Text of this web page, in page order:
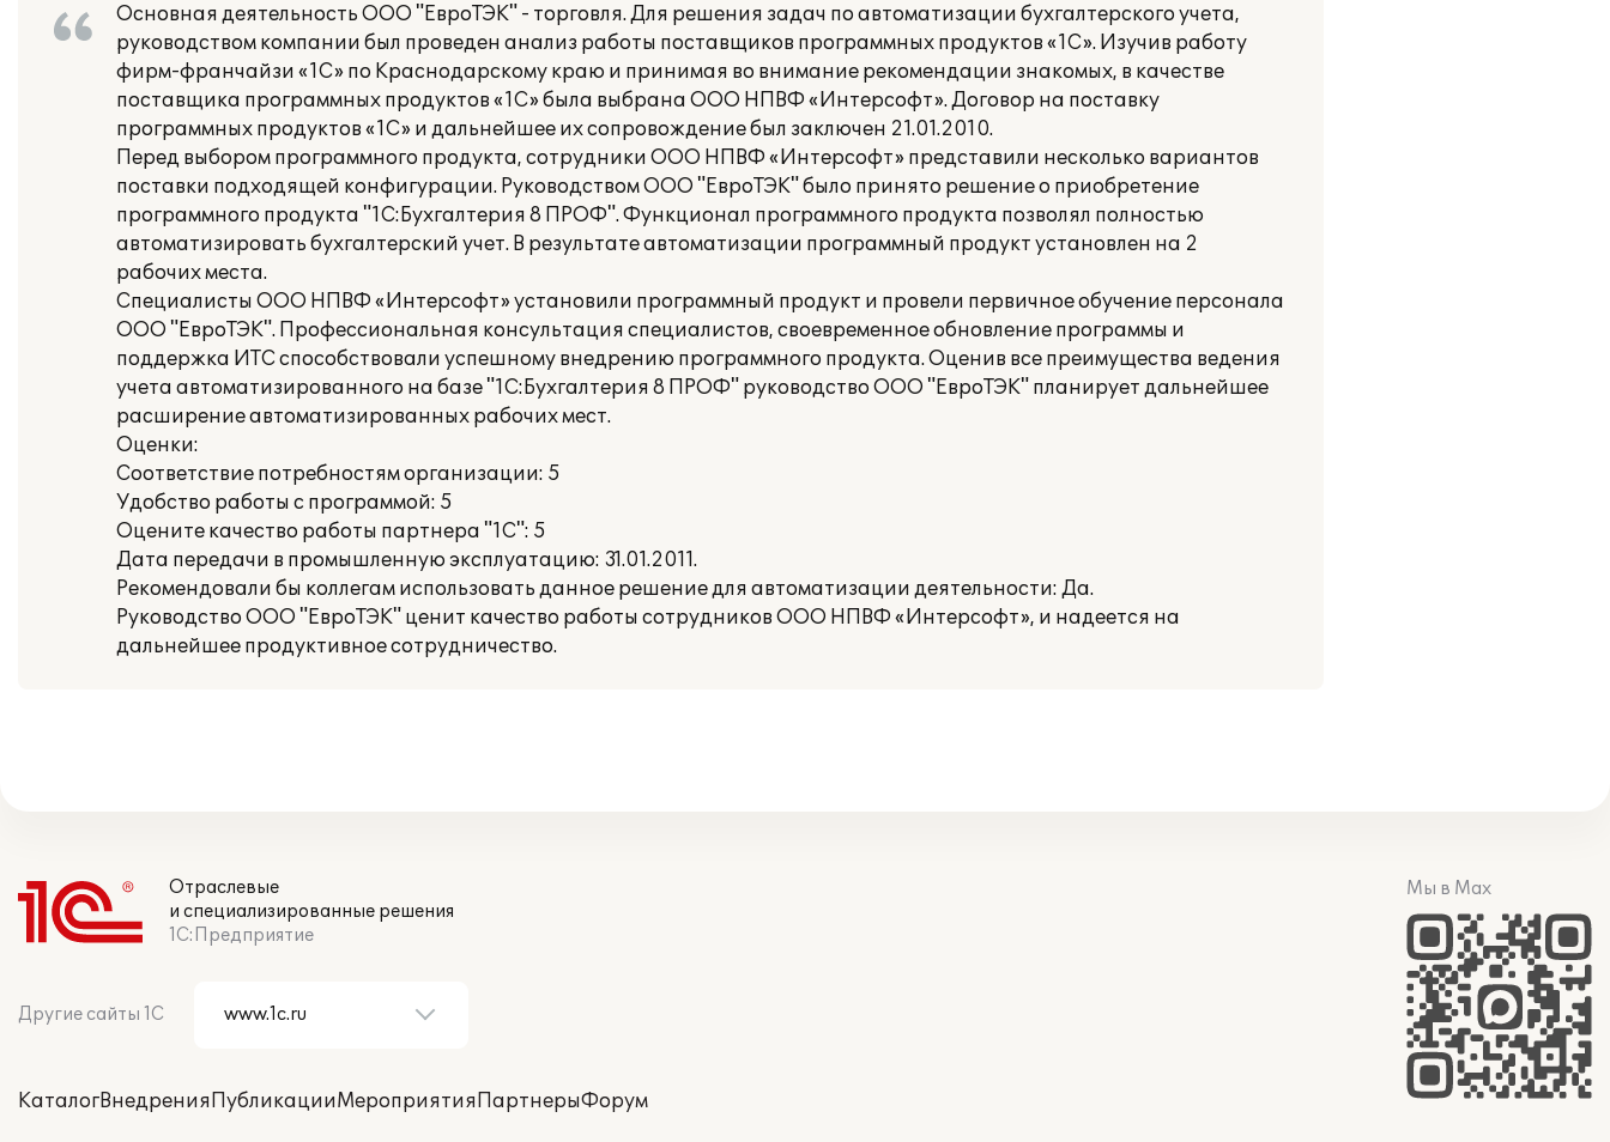
Основная деятельность ООО "ЕвроТЭК" - торговля. Для решения задач по автоматизации бухгалтерского учета,
руководством компании был проведен анализ работы поставщиков программных продуктов «1С». Изучив работу
фирм-франчайзи «1С» по Краснодарскому краю и принимая во внимание рекомендации знакомых, в качестве
поставщика программных продуктов «1С» была выбрана ООО НПВФ «Интерсофт». Договор на поставку
программных продуктов «1С» и дальнейшее их сопровождение был заключен 21.01.2010.
Перед выбором программного продукта, сотрудники ООО НПВФ «Интерсофт» представили несколько вариантов
поставки подходящей конфигурации. Руководством ООО "ЕвроТЭК" было принято решение о приобретение
программного продукта "1С:Бухгалтерия 8 ПРОФ". Функционал программного продукта позволял полностью
автоматизировать бухгалтерский учет. В результате автоматизации программный продукт установлен на 2
рабочих места.
Специалисты ООО НПВФ «Интерсофт» установили программный продукт и провели первичное обучение персонала
ООО "ЕвроТЭК". Профессиональная консультация специалистов, своевременное обновление программы и
поддержка ИТС способствовали успешному внедрению программного продукта. Оценив все преимущества ведения
учета автоматизированного на базе "1С:Бухгалтерия 8 ПРОФ" руководство ООО "ЕвроТЭК" планирует дальнейшее
расширение автоматизированных рабочих мест.
Оценки:
Соответствие потребностям организации: 5
Удобство работы с программой: 5
Оцените качество работы партнера "1С": 5
Дата передачи в промышленную эксплуатацию: 31.01.2011.
Рекомендовали бы коллегам использовать данное решение для автоматизации деятельности: Да.
Руководство ООО "ЕвроТЭК" ценит качество работы сотрудников ООО НПВФ «Интерсофт», и надеется на
дальнейшее продуктивное сотрудничество.
Отраслевые
и специализированные решения
1С:Предприятие
Другие сайты 1С
КаталогВнедренияПубликацииМероприятияПартнерыФорум
Мы в Max